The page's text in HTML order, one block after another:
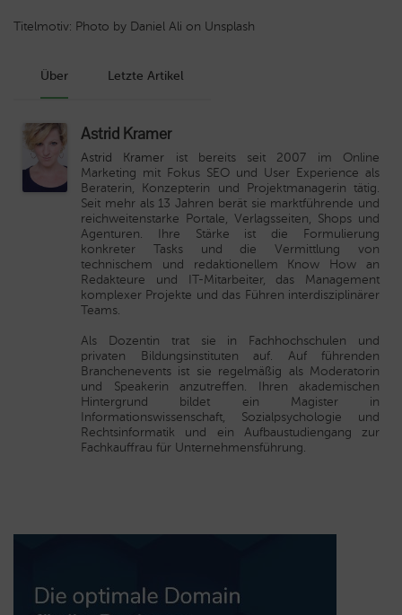
Titelmotiv: Photo by Daniel Ali on Unsplash
Über Letzte Artikel
Astrid Kramer
Astrid Kramer ist bereits seit 2007 im Online
Marketing mit Fokus SEO und User Experience als
Beraterin, Konzepterin und Projektmanagerin tätig.
Seit mehr als 13 Jahren berät sie marktführende und
reichweitenstarke Portale, Verlagsseiten, Shops und
Agenturen. Ihre Stärke ist die Formulierung
konkreter Tasks und die Vermittlung von
technischem und redaktionellem Know How an
Redakteure und IT-Mitarbeiter, das Management
komplexer Projekte und das Führen interdisziplinärer
Teams.
Als Dozentin trat sie in Fachhochschulen und
privaten Bildungsinstituten auf. Auf führenden
Branchenevents ist sie regelmäßig als Moderatorin
und Speakerin anzutreffen. Ihren akademischen
Hintergrund bildet ein Magister in
Informationswissenschaft, Sozialpsychologie und
Rechtsinformatik und ein Aufbaustudiengang zur
Fachkauffrau für Unternehmensführung.